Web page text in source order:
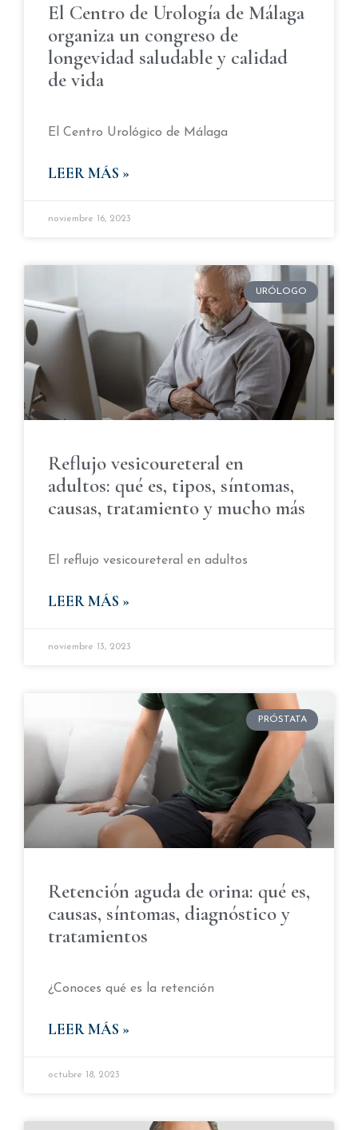
El Centro de Urología de Málaga
organiza un congreso de
longevidad saludable y calidad
de vida
El Centro Urológico de Málaga
LEER MÁS »
noviembre 16, 2023
URÓLOGO
Reflujo vesicoureteral en
adultos: qué es, tipos, síntomas,
causas, tratamiento y mucho más
El reflujo vesicoureteral en adultos
LEER MÁS »
noviembre 13, 2023
PRÓSTATA
Retención aguda de orina: qué es,
causas, síntomas, diagnóstico y
tratamientos
¿Conoces qué es la retención
LEER MÁS »
octubre 18, 2023